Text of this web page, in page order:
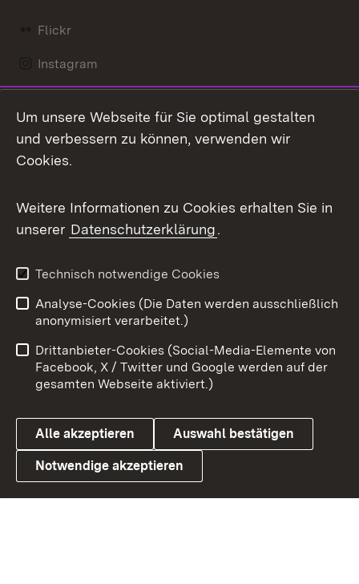
Flickr
Instagram
Mastodon
Messenger
Social Wall
X / Twitter
Youtube
Link zum Landesportal
Benutzungshinweise
Barrierefreiheit
Datenschutz
Cookies
Um unsere Webseite für Sie optimal gestalten
und verbessern zu können, verwenden wir
Cookies.
Weitere Informationen zu Cookies erhalten Sie in
unserer Datenschutzerklärung.
Technisch notwendige Cookies
Analyse-Cookies (Die Daten werden ausschließlich
anonymisiert verarbeitet.)
Drittanbieter-Cookies (Social-Media-Elemente von
Facebook, X / Twitter und Google werden auf der
gesamten Webseite aktiviert.)
Alle akzeptieren Auswahl bestätigen
Notwendige akzeptieren